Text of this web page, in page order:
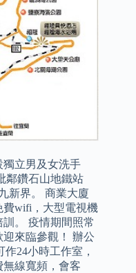
獨立男及女洗手
鄰鑽石山地鐵站
新界。 商業大廈
費wifi，大型電視機
。 疫情期間照常
來臨參觀！ 辦公
24小時工作室，
線寬頻，會客